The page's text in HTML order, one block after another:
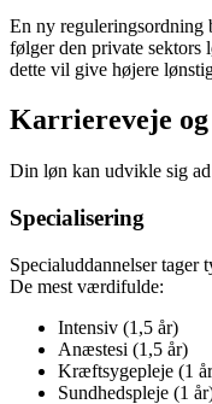
En ny reguleringsordning
følger den private
dette vil give højere
Karriereveje
Din løn kan udvikle sig
Specialisering
Specialuddannelser
De mest værdifulde:
Intensiv (1,5 år)
Anæstesi (1,5 år)
Kræftsygepleje (1
Sundhedspleje (1